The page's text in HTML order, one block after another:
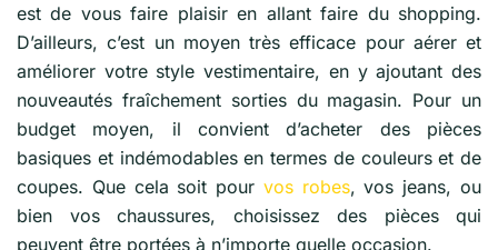
est de vous faire plaisir en allant faire du shopping.
D’ailleurs, c’est un moyen très efficace pour aérer et
améliorer votre style vestimentaire, en y ajoutant des
nouveautés fraîchement sorties du magasin. Pour un
budget moyen, il convient d’acheter des pièces
basiques et indémodables en termes de couleurs et de
coupes. Que cela soit pour vos robes, vos jeans, ou
bien vos chaussures, choisissez des pièces qui
peuvent être portées à n’importe quelle occasion.